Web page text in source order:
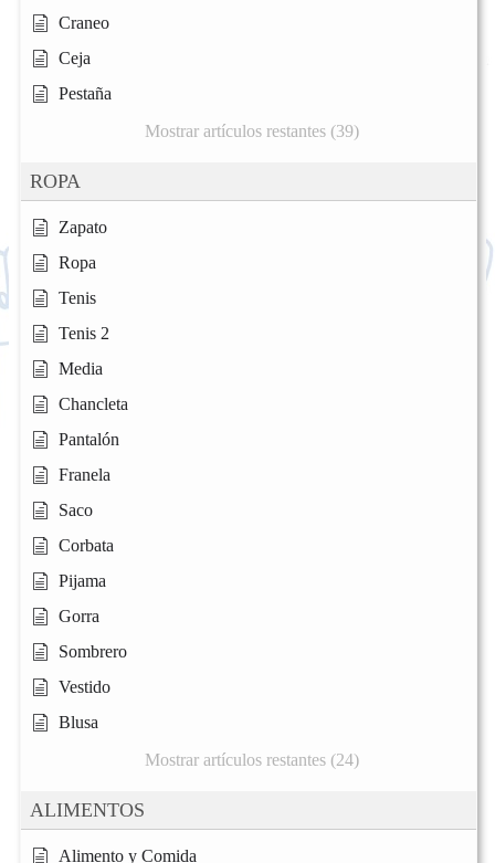
Craneo
Ceja
Pestaña
Mostrar artículos restantes (39)
ROPA
Zapato
Ropa
Tenis
Tenis 2
Media
Chancleta
Pantalón
Franela
Saco
Corbata
Pijama
Gorra
Sombrero
Vestido
Blusa
Mostrar artículos restantes (24)
ALIMENTOS
Alimento y Comida